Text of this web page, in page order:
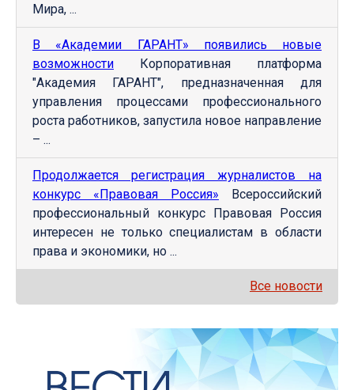
Мира, ...
В «Академии ГАРАНТ» появились новые
возможности Корпоративная платформа
"Академия ГАРАНТ", предназначенная для
управления процессами профессионального
роста работников, запустила новое направление
– ...
Продолжается регистрация журналистов на
конкурс «Правовая Россия» Всероссийский
профессиональный конкурс Правовая Россия
интересен не только специалистам в области
права и экономики, но ...
Все новости